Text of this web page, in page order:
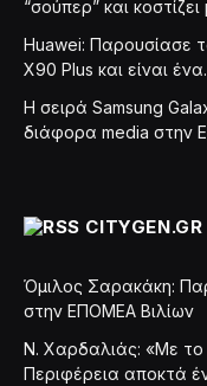
“σούπερ” και κοστίζει
Huawei: Παρουσίασε
X90 Plus και είναι
Η σειρά Samsung
διάφορα media στην
CITYGEN.GR
Όμιλος Σαρακάκη:
στην ΕΠΟΜΕΑ Βιλίων
Ν. Χαρδαλιάς: «Με
Περιφέρεια αποκτά